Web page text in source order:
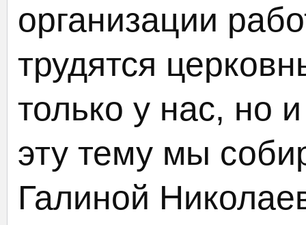
организации
трудятся
только у нас, но
эту тему мы
Галиной